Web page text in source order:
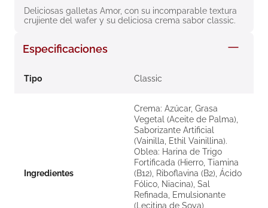
Deliciosas galletas Amor, con su incomparable textura
crujiente del wafer y su deliciosa crema sabor classic.
Especificaciones
Tipo Classic
Ingredientes
Crema: Azúcar, Grasa
Vegetal (Aceite de Palma),
Saborizante Artificial
(Vainilla, Ethil Vainillina).
Oblea: Harina de Trigo
Fortificada (Hierro, Tiamina
(B12), Riboflavina (B2), Ácido
Fólico, Niacina), Sal
Refinada, Emulsionante
(Lecitina de Soya),
8. roche posay
10.pañales